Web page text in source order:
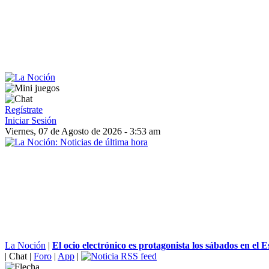
Regístrate
Iniciar Sesión
Viernes, 07 de Agosto de 2026 - 3:53 am
La Noción | El ocio electrónico es protagonista los sábados en el
| Chat | Foro | App |